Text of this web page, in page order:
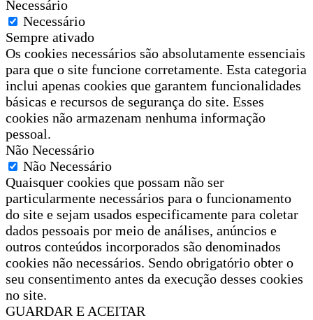
Necessário
Necessário
Sempre ativado
Os cookies necessários são absolutamente essenciais
para que o site funcione corretamente. Esta categoria
inclui apenas cookies que garantem funcionalidades
básicas e recursos de segurança do site. Esses
cookies não armazenam nenhuma informação
pessoal.
Não Necessário
Não Necessário
Quaisquer cookies que possam não ser
particularmente necessários para o funcionamento
do site e sejam usados especificamente para coletar
dados pessoais por meio de análises, anúncios e
outros conteúdos incorporados são denominados
cookies não necessários. Sendo obrigatório obter o
seu consentimento antes da execução desses cookies
no site.
GUARDAR E ACEITAR